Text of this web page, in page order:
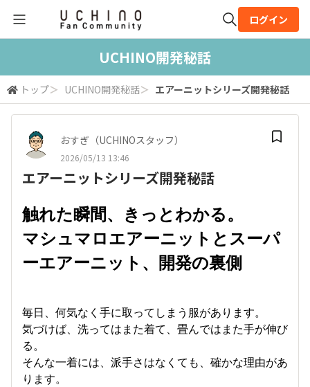
検索
ログイン
UCHINO開発秘話
トップ＞ UCHINO開発秘話＞ エアーニットシリーズ開発秘話
おすぎ（UCHINOスタッフ）
2026/05/13 13:46
エアーニットシリーズ開発秘話
触れた瞬間、きっとわかる。
マシュマロエアーニットとスーパ
ーエアーニット、開発の裏側
毎日、何気なく手に取ってしまう服があります。
気づけば、洗ってはまた着て、畳んではまた手が伸び
る。
そんな一着には、派手さはなくても、確かな理由があ
ります。